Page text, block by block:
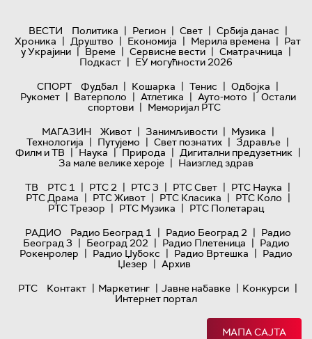
ВЕСТИ Политика | Регион | Свет | Србија данас |
Хроника | Друштво | Економија | Мерила времена | Рат
у Украјини | Време | Сервисне вести | Сматрачница |
Подкаст | ЕУ могућности 2026
СПОРТ
Фудбал | Кошарка | Тенис | Одбојка |
Рукомет | Ватерполо | Атлетика | Ауто-мото | Остали
спортови | Меморијал РТС
МАГАЗИН
Живот | Занимљивости | Музика |
Технологијa | Путујемо | Свет познатих | Здравље |
Филм и ТВ | Наука | Природа | Дигитални предузетник |
За мале велике хероје | Наизглед здрав
ТВ
РТС 1 | РТС 2 | РТС 3 | РТС Свет | РТС Наука |
РТС Драма | РТС Живот | РТС Класика | РТС Коло |
РТС Трезор | РТС Музика | РТС Полетарац
РАДИО
Радио Београд 1 | Радио Београд 2 | Радио
Београд 3 | Београд 202 | Радио Плетеница | Радио
Рокенролер | Радио Џубокс | Радио Вртешка | Радио
Џезер | Архив
РТС
Контакт | Маркетинг | Јавне набавке | Конкурси |
Интернет портал
МАПА САЈТА